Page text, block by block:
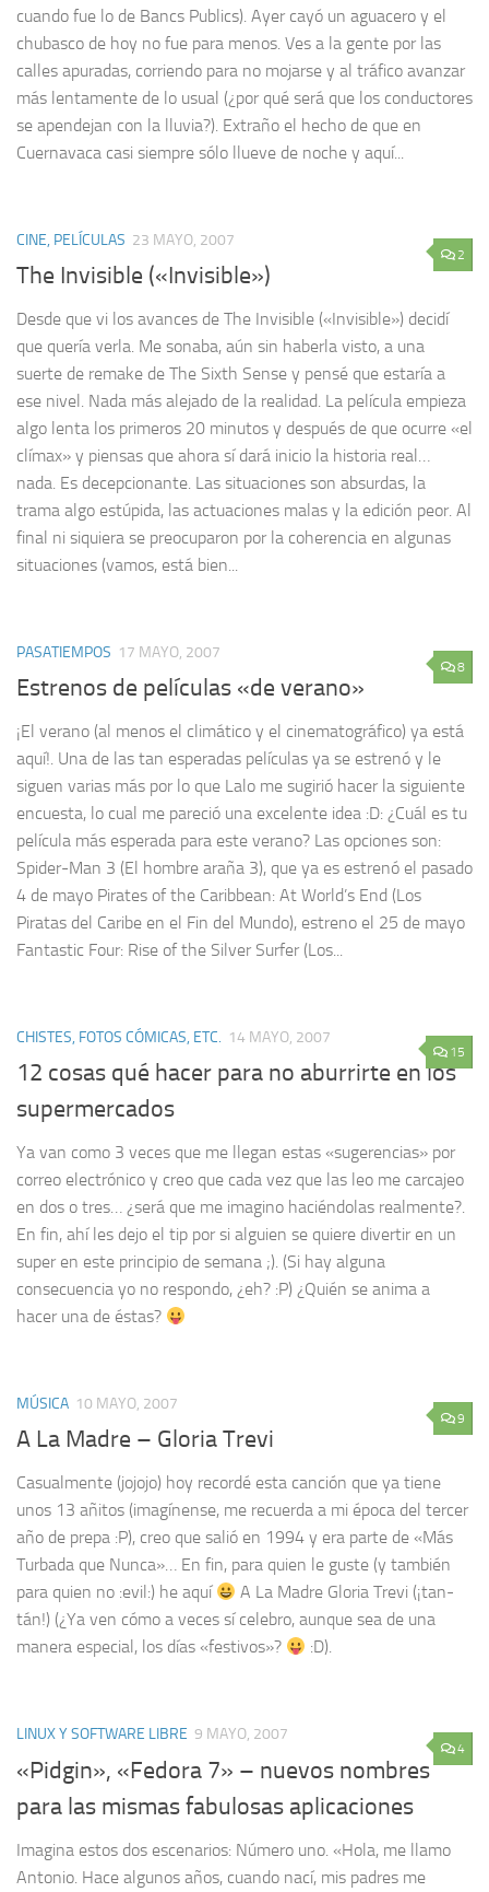
cuando fue lo de Bancs Publics). Ayer cayó un aguacero y el
chubasco de hoy no fue para menos. Ves a la gente por las
calles apuradas, corriendo para no mojarse y al tráfico avanzar
más lentamente de lo usual (¿por qué será que los conductores
se apendejan con la lluvia?). Extraño el hecho de que en
Cuernavaca casi siempre sólo llueve de noche y aquí...
2
CINE, PELÍCULAS 23 MAYO, 2007
The Invisible («Invisible»)
Desde que vi los avances de The Invisible («Invisible») decidí
que quería verla. Me sonaba, aún sin haberla visto, a una
suerte de remake de The Sixth Sense y pensé que estaría a
ese nivel. Nada más alejado de la realidad. La película empieza
algo lenta los primeros 20 minutos y después de que ocurre «el
clímax» y piensas que ahora sí dará inicio la historia real…
nada. Es decepcionante. Las situaciones son absurdas, la
trama algo estúpida, las actuaciones malas y la edición peor. Al
final ni siquiera se preocuparon por la coherencia en algunas
situaciones (vamos, está bien...
8
PASATIEMPOS 17 MAYO, 2007
Estrenos de películas «de verano»
¡El verano (al menos el climático y el cinematográfico) ya está
aquí!. Una de las tan esperadas películas ya se estrenó y le
siguen varias más por lo que Lalo me sugirió hacer la siguiente
encuesta, lo cual me pareció una excelente idea :D: ¿Cuál es tu
película más esperada para este verano? Las opciones son:
Spider-Man 3 (El hombre araña 3), que ya es estrenó el pasado
4 de mayo Pirates of the Caribbean: At World’s End (Los
Piratas del Caribe en el Fin del Mundo), estreno el 25 de mayo
Fantastic Four: Rise of the Silver Surfer (Los...
15
CHISTES, FOTOS CÓMICAS, ETC. 14 MAYO, 2007
12 cosas qué hacer para no aburrirte en los
supermercados
Ya van como 3 veces que me llegan estas «sugerencias» por
correo electrónico y creo que cada vez que las leo me carcajeo
en dos o tres… ¿será que me imagino haciéndolas realmente?.
En fin, ahí les dejo el tip por si alguien se quiere divertir en un
super en este principio de semana ;). (Si hay alguna
consecuencia yo no respondo, ¿eh? :P) ¿Quién se anima a
hacer una de éstas?
9
MÚSICA 10 MAYO, 2007
A La Madre – Gloria Trevi
Casualmente (jojojo) hoy recordé esta canción que ya tiene
unos 13 añitos (imagínense, me recuerda a mi época del tercer
año de prepa :P), creo que salió en 1994 y era parte de «Más
Turbada que Nunca»… En fin, para quien le guste (y también
para quien no :evil:) he aquí
A La Madre Gloria Trevi (¡tan-
tán!) (¿Ya ven cómo a veces sí celebro, aunque sea de una
manera especial, los días «festivos»?
:D).
4
LINUX Y SOFTWARE LIBRE 9 MAYO, 2007
«Pidgin», «Fedora 7» – nuevos nombres
para las mismas fabulosas aplicaciones
Imagina estos dos escenarios: Número uno. «Hola, me llamo
Antonio. Hace algunos años, cuando nací, mis padres me